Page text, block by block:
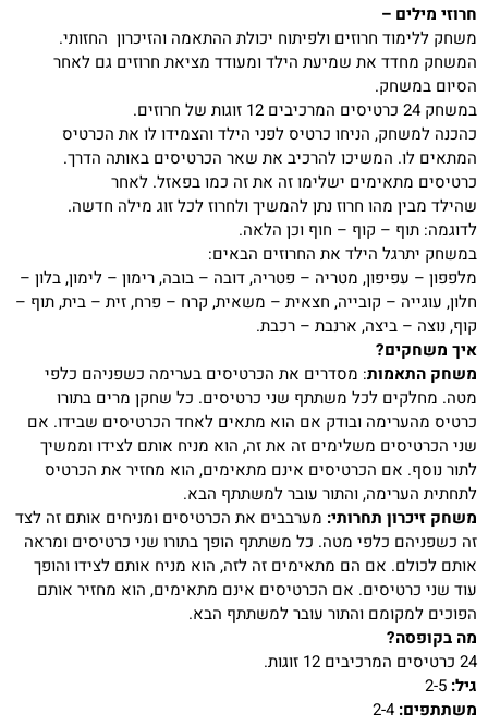
חרוזי מילים –
משחק ללימוד חרוזים ולפיתוח יכולת ההתאמה והזיכרון החזותי.
המשחק מחדד את שמיעת הילד ומעודד מציאת חרוזים גם לאחר
הסיום במשחק.
במשחק 24 כרטיסים המרכיבים 12 זוגות של חרוזים.
כהכנה למשחק, הניחו כרטיס לפני הילד והצמידו לו את הכרטיס
המתאים לו. המשיכו להרכיב את שאר הכרטיסים באותה הדרך.
כרטיסים מתאימים ישלימו זה את זה כמו בפאזל. לאחר
שהילד מבין מהו חרוז נתן להמשיך ולחרוז לכל זוג מילה חדשה.
לדוגמה: תוף – קוף – חוף וכן הלאה.
במשחק יתרגל הילד את החרוזים הבאים:
מלפפון – עפיפון, מטריה – פטריה, דובה – בובה, רימון – לימון, בלון –
חלון, עוגייה – קובייה, חצאית – משאית, קרח – פרח, זית – בית, תוף –
קוף, נוצה – ביצה, ארנבת – רכבת.
איך משחקים?
משחק התאמות: מסדרים את הכרטיסים בערימה כשפניהם כלפי
מטה. מחלקים לכל משתתף שני כרטיסים. כל שחקן מרים בתורו
כרטיס מהערימה ובודק אם הוא מתאים לאחד הכרטיסים שבידו. אם
שני הכרטיסים משלימים זה את זה, הוא מניח אותם לצידו וממשיך
לתור נוסף. אם הכרטיסים אינם מתאימים, הוא מחזיר את הכרטיס
לתחתית הערימה, והתור עובר למשתתף הבא.
משחק זיכרון תחרותי: מערבבים את הכרטיסים ומניחים אותם זה לצד
זה כשפניהם כלפי מטה. כל משתתף הופך בתורו שני כרטיסים ומראה
אותם לכולם. אם הם מתאימים זה לזה, הוא מניח אותם לצידו והופך
עוד שני כרטיסים. אם הכרטיסים אינם מתאימים, הוא מחזיר אותם
הפוכים למקומם והתור עובר למשתתף הבא.
מה בקופסה?
24 כרטיסים המרכיבים 12 זוגות.
גיל:
2-5
משתתפים: 2-4